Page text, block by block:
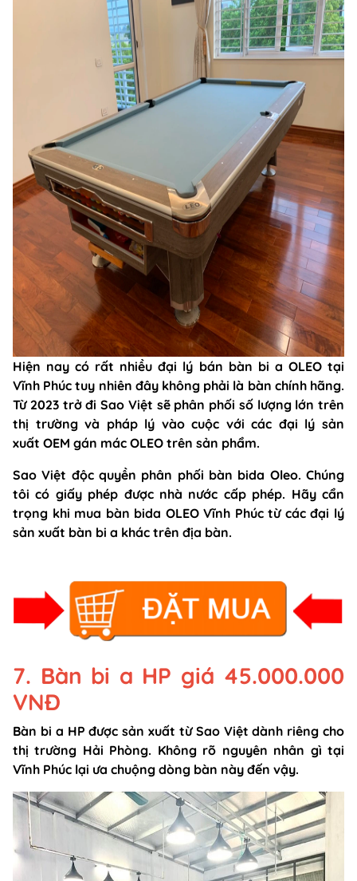
Hiện nay có rất nhiều đại lý bán bàn bi a OLEO tại
Vĩnh Phúc tuy nhiên đây không phải là bàn chính hãng.
Từ 2023 trở đi Sao Việt sẽ phân phối số lượng lớn trên
thị trường và pháp lý vào cuộc với các đại lý sản
xuất OEM gán mác OLEO trên sản phẩm.
Sao Việt độc quyền phân phối bàn bida Oleo. Chúng
tôi có giấy phép được nhà nước cấp phép. Hãy cẩn
trọng khi mua bàn bida OLEO Vĩnh Phúc từ các đại lý
sản xuất bàn bi a khác trên địa bàn.
7. Bàn bi a HP giá 45.000.000
VNĐ
Bàn bi a HP được sản xuất từ Sao Việt dành riêng cho
thị trường Hải Phòng. Không rõ nguyên nhân gì tại
Vĩnh Phúc lại ưa chuộng dòng bàn này đến vậy.